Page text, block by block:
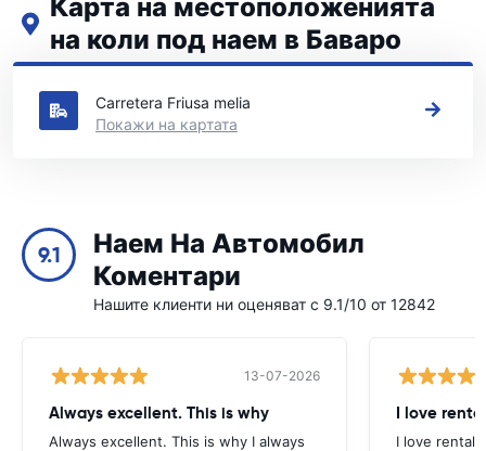
Карта на местоположенията
на коли под наем в Баваро
Вижте нашите основни места за коли под наем в Баваро
Carretera Friusa melia
Покажи на картата
9.1
Наем На Автомобил
Коментари
Нашите клиенти ни оценяват с 9.1/10 от 12842
13-07-2026
Always excellent. This is why
Always excellent. This is why I always
I love
I love rental